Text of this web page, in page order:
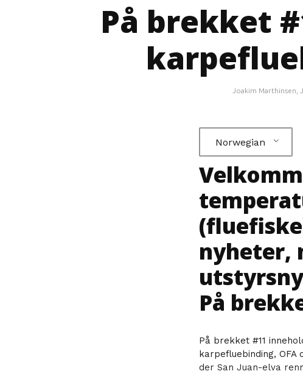
På brekket
Joakim Marthinsen
Norwegian
nyheter,
På
På brekket #11
karpefluebinding,
der San Juan-elva